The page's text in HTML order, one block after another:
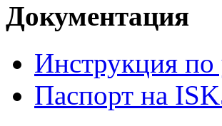
Документация
Инструкция по
Паспорт на